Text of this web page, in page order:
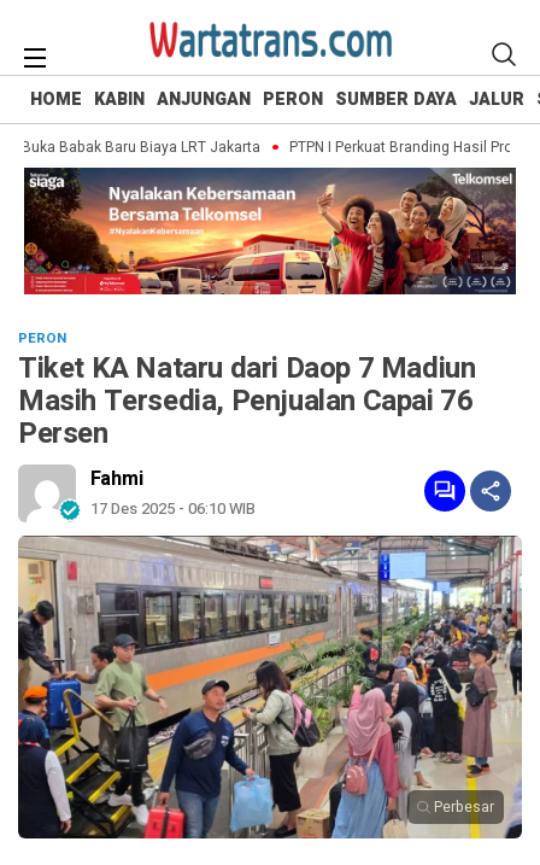
HOME KABIN ANJUNGAN PERON SUMBER DAYA JALUR
Babak Baru Biaya LRT Jakarta PTPN I Perkuat Branding Hasil Produk
PERON
Tiket KA Nataru dari Daop 7 Madiun
Masih Tersedia, Penjualan Capai 76
Persen
Fahmi
17 Des 2025 - 06:10 WIB
Perbesar